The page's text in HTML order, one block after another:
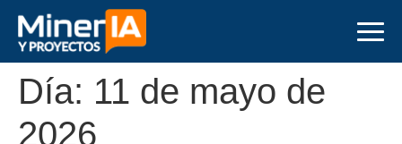
Día: 11 de mayo de
2026